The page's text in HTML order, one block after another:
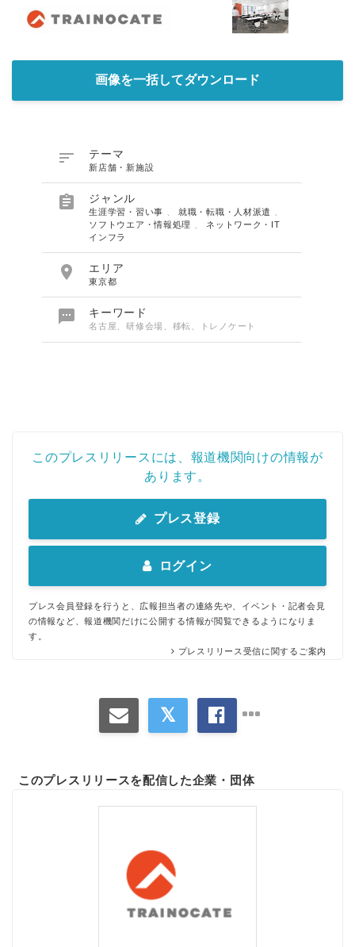
画像を一括してダウンロード
 テーマ
新店舗・新施設
 ジャンル
生涯学習・習い事 、就職・転職・人材派遣
ソフトウエア・情報処理
ネットワーク・IT
インフラ
 エリア
東京都
 キーワード
名古屋、研修会場、移転、トレノケート
このプレスリリースには、報道機関向けの情報が
あります。
プレス登録
ログイン
プレス会員登録を行うと、広報担当者の連絡先や、イベント・記者会見
の情報など、報道機関だけに公開する情報が閲覧できるようになりま
す。
プレスリリース受信に関するご案内
このプレスリリースを配信した企業・団体